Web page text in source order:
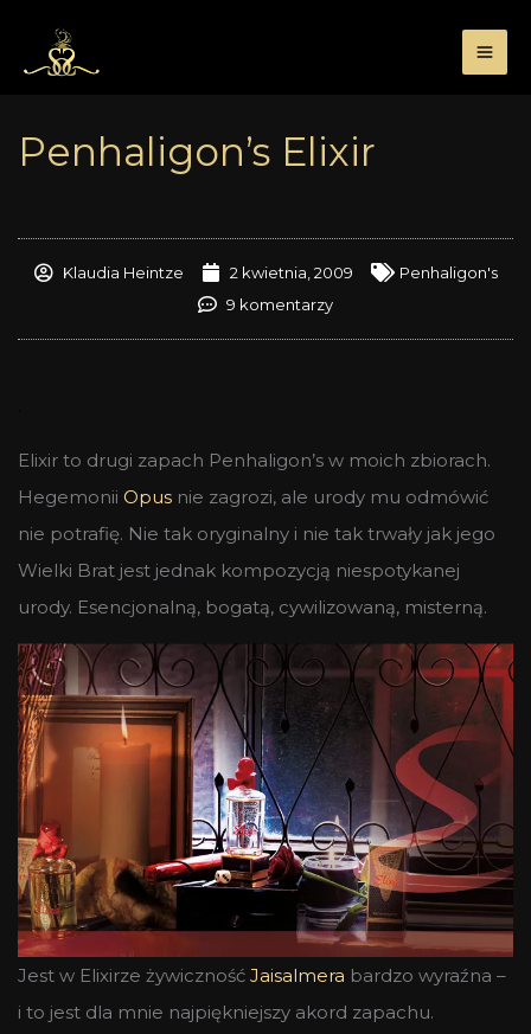
treści
Penhaligon’s Elixir
Klaudia Heintze 2 kwietnia, 2009
Penhaligon's
9 komentarzy
Elixir to drugi zapach Penhaligon’s w moich zbiorach.
Hegemonii Opus nie zagrozi, ale urody mu odmówić
nie potrafię. Nie tak oryginalny i nie tak trwały jak jego
Wielki Brat jest jednak kompozycją niespotykanej
urody. Esencjonalną, bogatą, cywilizowaną, misterną.
Jest w Elixirze żywiczność Jaisalmera bardzo wyraźna –
i to jest dla mnie najpiękniejszy akord zapachu.